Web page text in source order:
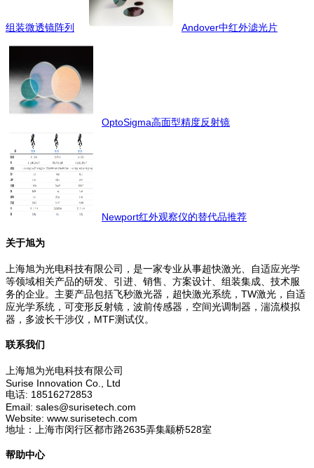
组装微透镜阵列 Andover中红外滤光片
OptoSigma高面型精度反射镜
Newport红外观察仪的替代品推荐
关于旭为
上海旭为光电科技有限公司，是一家专业从事超快激光、自适应光学
等领域相关产品的研发、引进、销售、方案设计、组装集成、技术服
务的企业。主要产品包括飞秒激光器，超快激光系统，TW激光，自适
应光学系统，可变形反射镜，波前传感器，空间光调制器，湍流模拟
器，多波长干涉仪，MTF测试仪。
联系我们
上海旭为光电科技有限公司
Surise Innovation Co., Ltd
电话: 18516272853
Email: sales@surisetech.com
Website: www.surisetech.com
地址：上海市闵行区都市路2635弄集颛桥528室
帮助中心